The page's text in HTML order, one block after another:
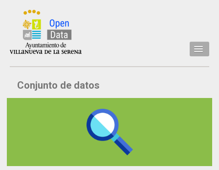
Inicio
Datos
Conjunto de datos